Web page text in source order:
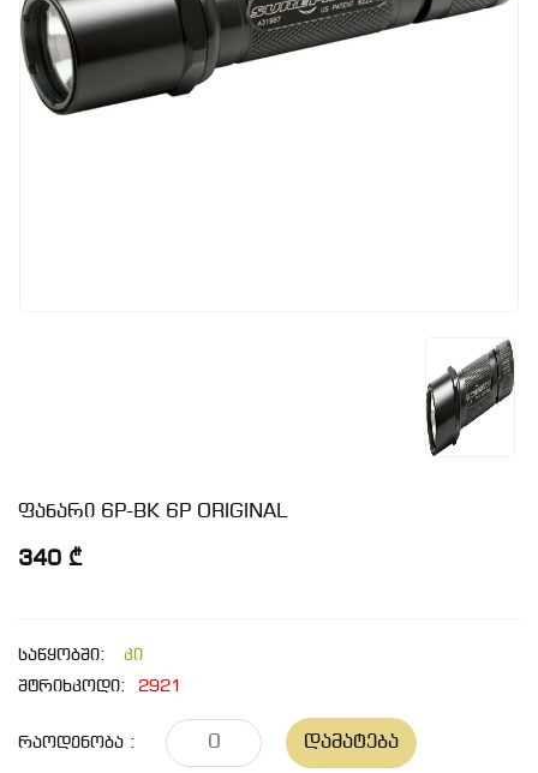
ფანარი 6P-BK 6P ORIGINAL
340 ₾
საწყობში:
კი
შტრიხკოდი:
2921
Რაოდენობა : Დამატება